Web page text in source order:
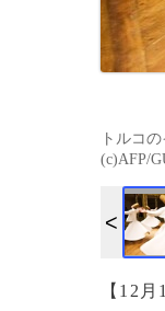
トルコ
(c)AFP/
【12